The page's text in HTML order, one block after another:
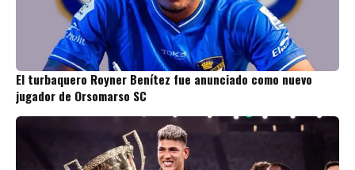
El turbaquero Royner Benítez fue anunciado como nuevo
jugador de Orsomarso SC